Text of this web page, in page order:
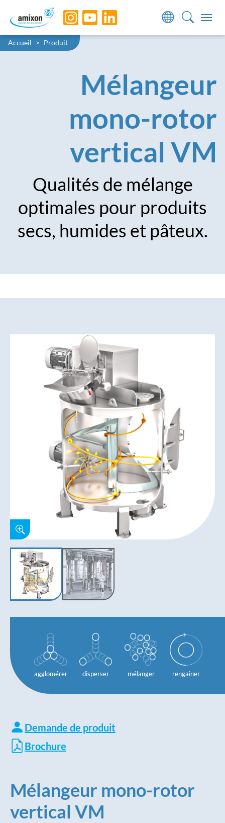
Skip to main navigation
Skip to main content
Skip to page footer
You are here:
Accueil Produit
Mélangeur
mono-rotor
vertical VM
Qualités de mélange
optimales pour produits
secs, humides et pâteux.
agglomérer disperser mélanger rengainer
Demande de produit
Brochure
Mélangeur mono-rotor
vertical VM